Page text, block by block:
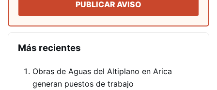
PUBLICAR AVISO
Más recientes
Obras de Aguas del Altiplano en Arica
generan puestos de trabajo